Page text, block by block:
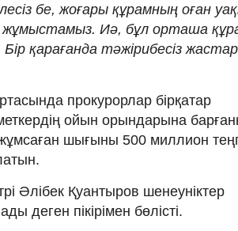
бе, жоғары құрамның оған
жұмыстамыз. Иә, бұл орташа
Бір қарағанда тәжірибесіз
прокурорлар бірқатар
ойын орындарына
шығыны 500 миллион
Әлібек Қуантыров шенеуніктер
деген пікірімен бөлісті.